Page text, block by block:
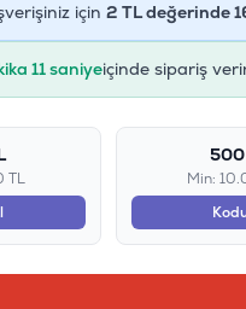
için 2 TL değerinde
11 saniyeiçinde sipariş
TL
500
Min: